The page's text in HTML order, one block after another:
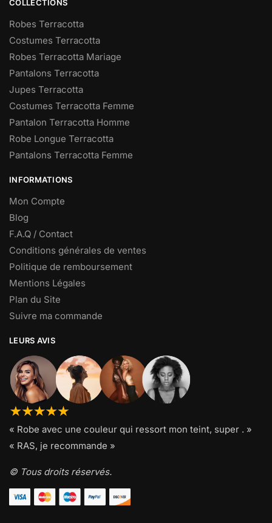
COLLECTIONS
Robes Terracotta
Costumes Terracotta
Robes Terracotta Mariage
Pantalons Terracotta
Jupes Terracotta
Costumes Terracotta Femme
Pantalon Terracotta Homme
Robe Longue Terracotta
Pantalons Terracotta Femme
INFORMATIONS
Mon Compte
Blog
F.A.Q / Contact
Conditions générales de ventes
Politique de remboursement
Mentions Légales
Plan du Site
Suivre ma commande
LEURS AVIS
« Robe avec une couleur qui ressort mon teint, super . »
« RAS, je recommande »
© Tous droits réservés.